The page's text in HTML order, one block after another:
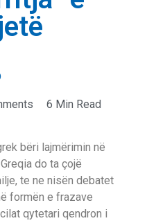
6 Min Read
bëri lajmërimin në
do ta çojë
te ne nisën debatet
formën e frazave
qytetari qendron i